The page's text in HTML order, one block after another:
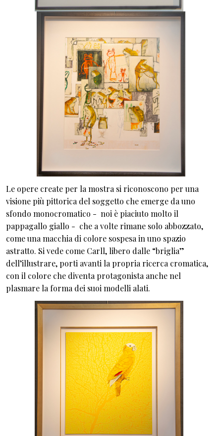
Le opere create per la mostra si riconoscono per una
visione più pittorica del soggetto che emerge da uno
sfondo monocromatico - noi è piaciuto molto il
pappagallo giallo - che a volte rimane solo abbozzato,
come una macchia di colore sospesa in uno spazio
astratto. Si vede come Carll, libero dalle “briglia”
dell’illustrare, porti avanti la propria ricerca cromatica,
con il colore che diventa protagonista anche nel
plasmare la forma dei suoi modelli alati.